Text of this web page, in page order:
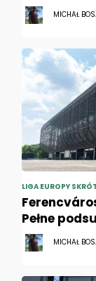
MICHAŁ
LIGA EUROPY
Pełne
MICHAŁ